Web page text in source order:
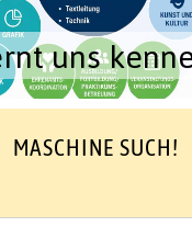
uns
MASCHINE SUCH!